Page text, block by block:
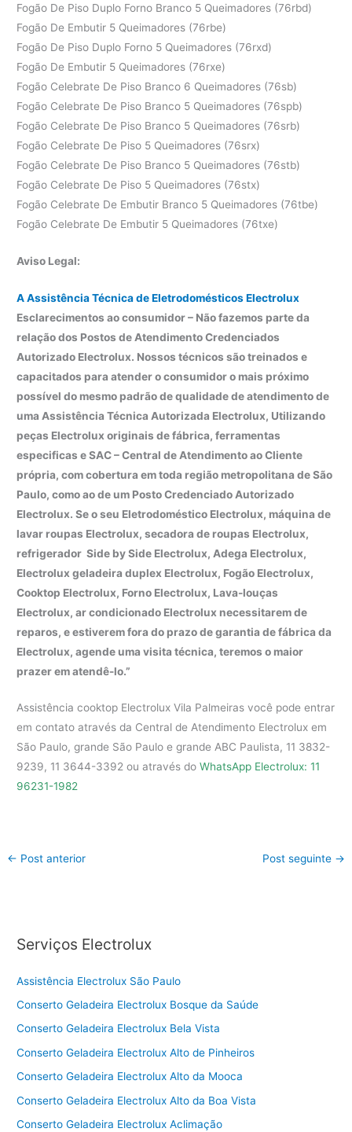
Fogão De Piso Duplo Forno Branco 5 Queimadores (76rbd)
Fogão De Embutir 5 Queimadores (76rbe)
Fogão De Piso Duplo Forno 5 Queimadores (76rxd)
Fogão De Embutir 5 Queimadores (76rxe)
Fogão Celebrate De Piso Branco 6 Queimadores (76sb)
Fogão Celebrate De Piso Branco 5 Queimadores (76spb)
Fogão Celebrate De Piso Branco 5 Queimadores (76srb)
Fogão Celebrate De Piso 5 Queimadores (76srx)
Fogão Celebrate De Piso Branco 5 Queimadores (76stb)
Fogão Celebrate De Piso 5 Queimadores (76stx)
Fogão Celebrate De Embutir Branco 5 Queimadores (76tbe)
Fogão Celebrate De Embutir 5 Queimadores (76txe)
Aviso Legal:
A Assistência Técnica de Eletrodomésticos Electrolux
Esclarecimentos ao consumidor – Não fazemos parte da
relação dos Postos de Atendimento Credenciados
Autorizado Electrolux. Nossos técnicos são treinados e
capacitados para atender o consumidor o mais próximo
possível do mesmo padrão de qualidade de atendimento de
uma Assistência Técnica Autorizada Electrolux, Utilizando
peças Electrolux originais de fábrica, ferramentas
especificas e SAC – Central de Atendimento ao Cliente
própria, com cobertura em toda região metropolitana de São
Paulo, como ao de um Posto Credenciado Autorizado
Electrolux. Se o seu Eletrodoméstico Electrolux, máquina de
lavar roupas Electrolux, secadora de roupas Electrolux,
refrigerador Side by Side Electrolux, Adega Electrolux,
Electrolux geladeira duplex Electrolux, Fogão Electrolux,
Cooktop Electrolux, Forno Electrolux, Lava-louças
Electrolux, ar condicionado Electrolux necessitarem de
reparos, e estiverem fora do prazo de garantia de fábrica da
Electrolux, agende uma visita técnica, teremos o maior
prazer em atendê-lo.”
Assistência cooktop Electrolux Vila Palmeiras você pode entrar
em contato através da Central de Atendimento Electrolux em
São Paulo, grande São Paulo e grande ABC Paulista, 11 3832-
9239, 11 3644-3392 ou através doWhatsApp Electrolux: 11
96231-1982
← Post anterior Post seguinte →
Serviços Electrolux
Assistência Electrolux São Paulo
Conserto Geladeira Electrolux Bosque da Saúde
Conserto Geladeira Electrolux Bela Vista
Conserto Geladeira Electrolux Alto de Pinheiros
Conserto Geladeira Electrolux Alto da Mooca
Conserto Geladeira Electrolux Alto da Boa Vista
Conserto Geladeira Electrolux Aclimação